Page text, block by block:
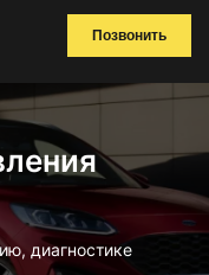
Позвонить
диагностике